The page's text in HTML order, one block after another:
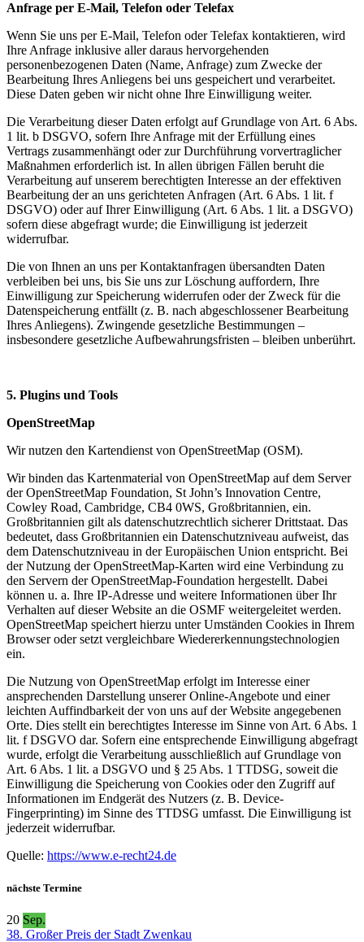
Anfrage per E-Mail, Telefon oder Telefax
Wenn Sie uns per E-Mail, Telefon oder Telefax kontaktieren, wird
Ihre Anfrage inklusive aller daraus hervorgehenden
personenbezogenen Daten (Name, Anfrage) zum Zwecke der
Bearbeitung Ihres Anliegens bei uns gespeichert und verarbeitet.
Diese Daten geben wir nicht ohne Ihre Einwilligung weiter.
Die Verarbeitung dieser Daten erfolgt auf Grundlage von Art. 6 Abs.
1 lit. b DSGVO, sofern Ihre Anfrage mit der Erfüllung eines
Vertrags zusammenhängt oder zur Durchführung vorvertraglicher
Maßnahmen erforderlich ist. In allen übrigen Fällen beruht die
Verarbeitung auf unserem berechtigten Interesse an der effektiven
Bearbeitung der an uns gerichteten Anfragen (Art. 6 Abs. 1 lit. f
DSGVO) oder auf Ihrer Einwilligung (Art. 6 Abs. 1 lit. a DSGVO)
sofern diese abgefragt wurde; die Einwilligung ist jederzeit
widerrufbar.
Die von Ihnen an uns per Kontaktanfragen übersandten Daten
verbleiben bei uns, bis Sie uns zur Löschung auffordern, Ihre
Einwilligung zur Speicherung widerrufen oder der Zweck für die
Datenspeicherung entfällt (z. B. nach abgeschlossener Bearbeitung
Ihres Anliegens). Zwingende gesetzliche Bestimmungen –
insbesondere gesetzliche Aufbewahrungsfristen – bleiben unberührt.
5. Plugins und Tools
OpenStreetMap
Wir nutzen den Kartendienst von OpenStreetMap (OSM).
Wir binden das Kartenmaterial von OpenStreetMap auf dem Server
der OpenStreetMap Foundation, St John’s Innovation Centre,
Cowley Road, Cambridge, CB4 0WS, Großbritannien, ein.
Großbritannien gilt als datenschutzrechtlich sicherer Drittstaat. Das
bedeutet, dass Großbritannien ein Datenschutzniveau aufweist, das
dem Datenschutzniveau in der Europäischen Union entspricht. Bei
der Nutzung der OpenStreetMap-Karten wird eine Verbindung zu
den Servern der OpenStreetMap-Foundation hergestellt. Dabei
können u. a. Ihre IP-Adresse und weitere Informationen über Ihr
Verhalten auf dieser Website an die OSMF weitergeleitet werden.
OpenStreetMap speichert hierzu unter Umständen Cookies in Ihrem
Browser oder setzt vergleichbare Wiedererkennungstechnologien
ein.
Die Nutzung von OpenStreetMap erfolgt im Interesse einer
ansprechenden Darstellung unserer Online-Angebote und einer
leichten Auffindbarkeit der von uns auf der Website angegebenen
Orte. Dies stellt ein berechtigtes Interesse im Sinne von Art. 6 Abs. 1
lit. f DSGVO dar. Sofern eine entsprechende Einwilligung abgefragt
wurde, erfolgt die Verarbeitung ausschließlich auf Grundlage von
Art. 6 Abs. 1 lit. a DSGVO und § 25 Abs. 1 TTDSG, soweit die
Einwilligung die Speicherung von Cookies oder den Zugriff auf
Informationen im Endgerät des Nutzers (z. B. Device-
Fingerprinting) im Sinne des TTDSG umfasst. Die Einwilligung ist
jederzeit widerrufbar.
Quelle: https://www.e-recht24.de
nächste Termine
20 Sep.
38. Großer Preis der Stadt Zwenkau